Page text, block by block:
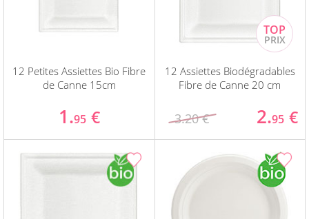
12 Petites Assiettes Bio Fibre
de Canne 15cm
1.95 €
12 Assiettes Biodégradables
Fibre de Canne 20 cm
3.20 € 2.95 €